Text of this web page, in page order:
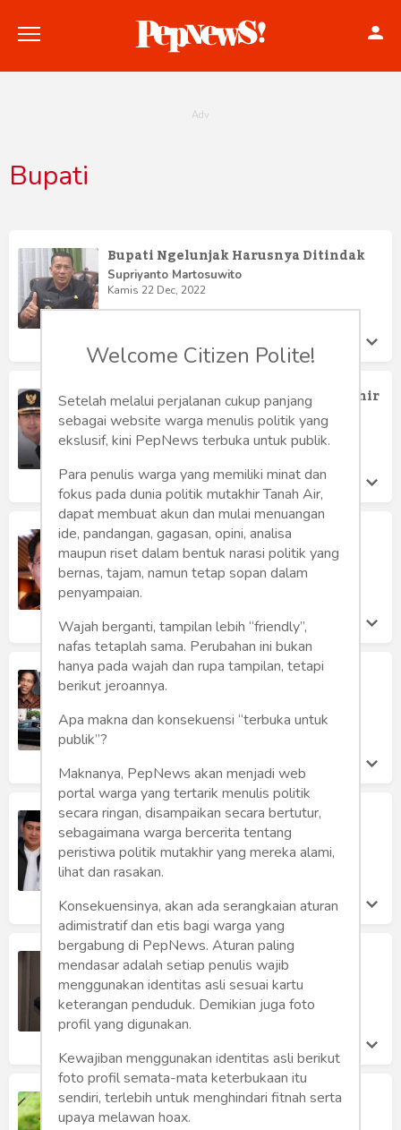
Politik
Hankam
Internasional
Humaniora
Sketsa
Tekno
Gaya
Wisata
Wanita
Bupati
Bupati Ngelunjak Harusnya Ditindak
Supriyanto Martosuwito
Kamis 22 Dec, 2022
Pelajaran dari Bupati Nganjuk di Akhir
Ramadhan
Imam Prasodjo
Selasa 11 May, 2021
Sang Bupati dan Pisang Kepok
Jumbonya
Dodi Mawardi
Minggu 19 Jul, 2020
Menanti Lambaian Tangan Seorang
Presiden
Dodi Mawardi
Rabu 15 Jul, 2020
Dapat 3 I
Dahlan Iskan
Senin 29 Jun, 2020
Bupati Bogor, Dorong Pemekaran
Wilayah Bogor Timur
Rusdil Fikri
Sabtu 12 Jan, 2019
Enthus Susmono, Bupati Tegal yang
Sudah Terbiasa Mengatur Negara
Welcome Citizen Polite!
Setelah melalui perjalanan cukup panjang
sebagai website warga menulis politik yang
ekslusif, kini PepNews terbuka untuk publik.
Para penulis warga yang memiliki minat dan
fokus pada dunia politik mutakhir Tanah Air,
dapat membuat akun dan mulai menuangan
ide, pandangan, gagasan, opini, analisa
maupun riset dalam bentuk narasi politik yang
bernas, tajam, namun tetap sopan dalam
penyampaian.
Wajah berganti, tampilan lebih “friendly”,
nafas tetaplah sama. Perubahan ini bukan
hanya pada wajah dan rupa tampilan, tetapi
berikut jeroannya.
Apa makna dan konsekuensi “terbuka untuk
publik”?
Maknanya, PepNews akan menjadi web
portal warga yang tertarik menulis politik
secara ringan, disampaikan secara bertutur,
sebagaimana warga bercerita tentang
peristiwa politik mutakhir yang mereka alami,
lihat dan rasakan.
Konsekuensinya, akan ada serangkaian aturan
adimistratif dan etis bagi warga yang
bergabung di PepNews. Aturan paling
mendasar adalah setiap penulis wajib
menggunakan identitas asli sesuai kartu
keterangan penduduk. Demikian juga foto
profil yang digunakan.
Kewajiban menggunakan identitas asli berikut
foto profil semata-mata keterbukaan itu
sendiri, terlebih untuk menghindari fitnah serta
upaya melawan hoax.